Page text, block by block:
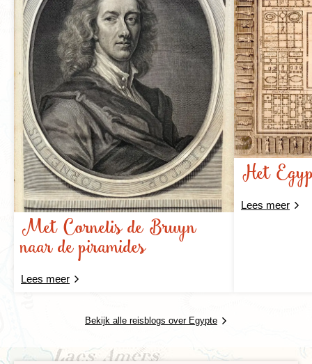
Met Cornelis de Bruyn
naar de piramides
Lees meer
Het
Lees meer
Bekijk alle reisblogs over Egypte